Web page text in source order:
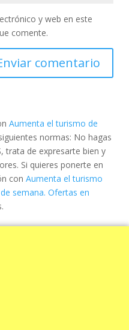
y web en este
comente.
Aumenta el turismo de
normas: No hagas
trata de expresarte bien y
Si quieres ponerte en
con Aumenta el turismo
semana. Ofertas en